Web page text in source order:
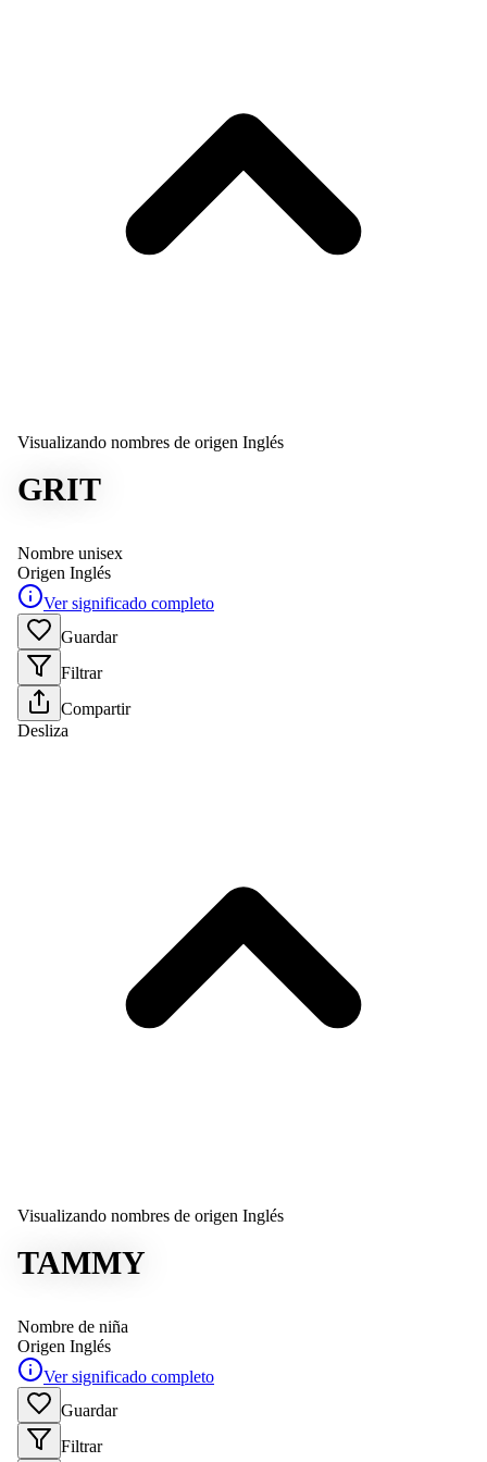
Visualizando nombres de origen Inglés
GRIT
Nombre unisex
Origen Inglés
Ver significado completo
Guardar
Filtrar
Compartir
Desliza
Visualizando nombres de origen Inglés
TAMMY
Nombre de niña
Origen Inglés
Ver significado completo
Guardar
Filtrar